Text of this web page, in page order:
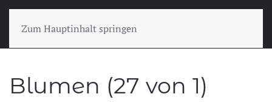
Zum Hauptinhalt springen
Blumen (27 von 1)